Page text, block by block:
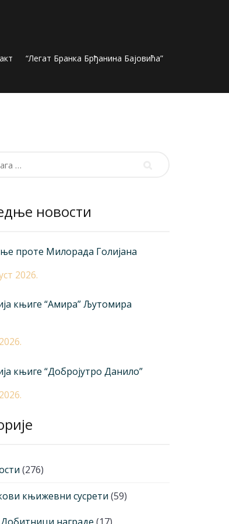
“Легат Бранка Брђанина Бајовића”
новости
проте Милорада Голијана
2026.
књиге “Амира” Љутомира
књиге “Добројутро Данило”
(276)
књижевни сусрети (59)